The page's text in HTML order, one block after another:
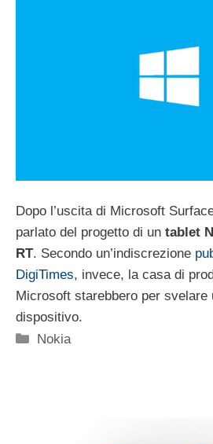
Dopo l’uscita di Microsoft
parlato del progetto di un tablet
RT. Secondo un’indiscrezione
DigiTimes, invece, la casa di
Microsoft starebbero per svelare
dispositivo.
Categorie
Nokia